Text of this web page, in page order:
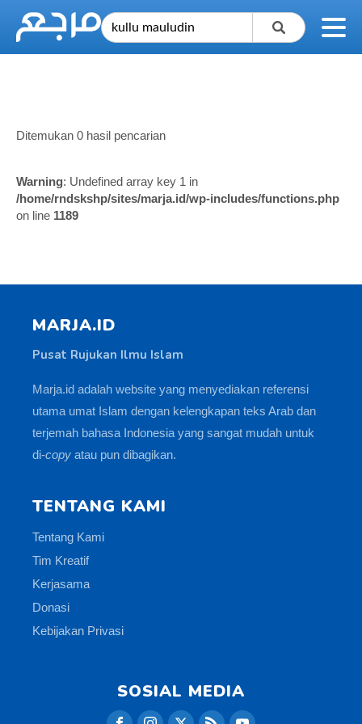
Ditemukan 0 hasil pencarian
Warning: Undefined array key 1 in
/home/rndskshp/sites/marja.id/wp-includes/functions.php
on line 1189
MARJA.ID
Pusat Rujukan Ilmu Islam
Marja.id adalah website yang menyediakan referensi
utama umat Islam dengan kelengkapan teks Arab dan
terjemah bahasa Indonesia yang sangat mudah untuk
di-copy atau pun dibagikan.
TENTANG KAMI
Tentang Kami
Tim Kreatif
Kerjasama
Donasi
Kebijakan Privasi
SOSIAL MEDIA